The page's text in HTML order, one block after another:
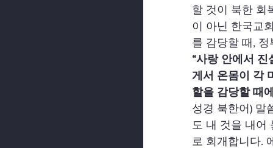
할 것이 북한 회
이 아닌 한국교
를 감당할 때,
“사랑 안에서
게서 온몸이 각
할을 감당할 때
성경 북한어) 말
도 내 것을 내어
로 회개합니다.